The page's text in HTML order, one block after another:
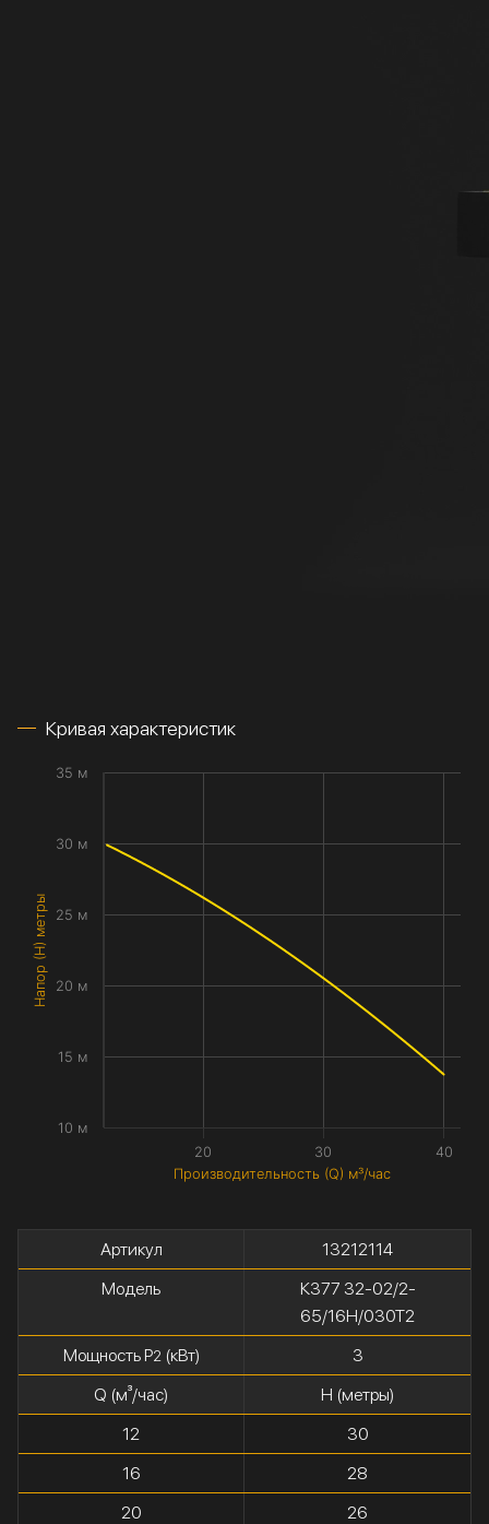
Кривая характеристик
Производительность (Q) м³/час
Напор (H) метры
20 30 40
10 м
15 м
20 м
25 м
30 м
35 м
Артикул
13212114
Модель
К377 32-02/2-
65/16Н/030Т2
Мощность P2(кВт)
3
Q (м³/час)
H (метры)
12
30
16
28
20
26